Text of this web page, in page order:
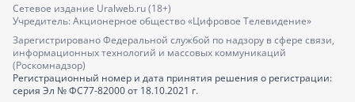
Сетевое издание Uralweb.ru (18+)
Учредитель: Акционерное общество «Цифровое Телевидение»
Зарегистрировано Федеральной службой по надзору в сфере связи,
информационных технологий и массовых коммуникаций
(Роскомнадзор)
Регистрационный номер и дата принятия решения о регистрации:
серия Эл № ФС77-82000от 18.10.2021 г.